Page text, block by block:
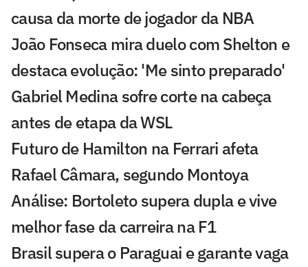
causa da morte de jogador da NBA
João Fonseca mira duelo com Shelton e
destaca evolução: 'Me sinto preparado'
Gabriel Medina sofre corte na cabeça
antes de etapa da WSL
Futuro de Hamilton na Ferrari afeta
Rafael Câmara, segundo Montoya
Análise: Bortoleto supera dupla e vive
melhor fase da carreira na F1
Brasil supera o Paraguai e garante vaga